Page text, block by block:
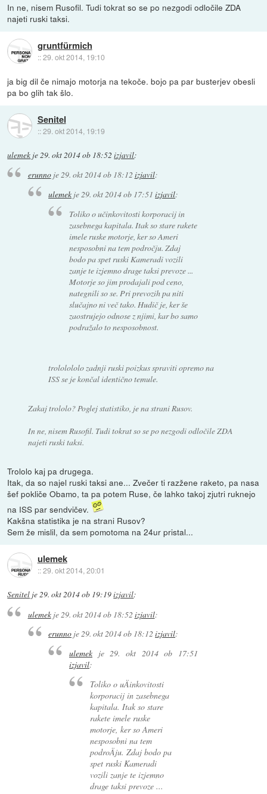
In ne, nisem Rusofil. Tudi tokrat so se po nezgodi odločile ZDA
najeti ruski taksi.
gruntfürmich
::29. okt 2014, 19:10
ja big dil če nimajo motorja na tekoče. bojo pa par busterjev obesli
pa bo glih tak šlo.
Senitel
::29. okt 2014, 19:19
ulemek je29. okt 2014 ob 18:52 izjavil:
erunnoje29. okt 2014 ob 18:12 izjavil:
ulemek je29. okt 2014 ob 17:51 izjavil:
Toliko o učinkovitosti korporacij in
zasebnega kapitala. Itak so stare rakete
imele ruske motorje, ker so Ameri
nesposobni na tem področju. Zdaj
bodo pa spet ruski Kameradi vozili
zanje te izjemno drage taksi prevoze ...
Motorje so jim prodajali pod ceno,
nategnili so se. Pri prevozih pa niti
slučajno ni več tako. Hudič je, ker še
zaostrujejo odnose z njimi, kar bo samo
podražalo to nesposobnost.
trololololo zadnji ruski poizkus spraviti opremo na
ISS se je končal identično temule.
Zakaj trololo? Poglej statistiko, je na strani Rusov.
In ne, nisem Rusofil. Tudi tokrat so se po nezgodi odločile ZDA
najeti ruski taksi.
Trololo kaj pa drugega.
Itak, da so najel ruski taksi ane... Zvečer ti razžene raketo, pa nasa
šef pokliče Obamo, ta pa potem Ruse, če lahko takoj zjutri ruknejo
na ISS par sendvičev.
Kakšna statistika je na strani Rusov?
Sem že mislil, da sem pomotoma na 24ur pristal...
ulemek
::29. okt 2014, 20:01
Senitel je29. okt 2014 ob 19:19izjavil:
ulemekje 29. okt 2014 ob 18:52 izjavil:
erunno je29. okt 2014 ob 18:12izjavil:
ulemekje29. okt 2014 ob 17:51
izjavil:
Toliko o uÄinkovitosti
korporacij in zasebnega
kapitala. Itak so stare
rakete imele ruske
motorje, ker so Ameri
nesposobni na tem
podroÄju. Zdaj bodo pa
spet ruski Kameradi
vozili zanje te izjemno
drage taksi prevoze ...